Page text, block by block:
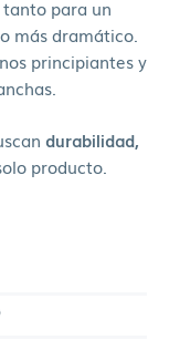
para un
más dramático.
principiantes y
durabilidad,
producto.